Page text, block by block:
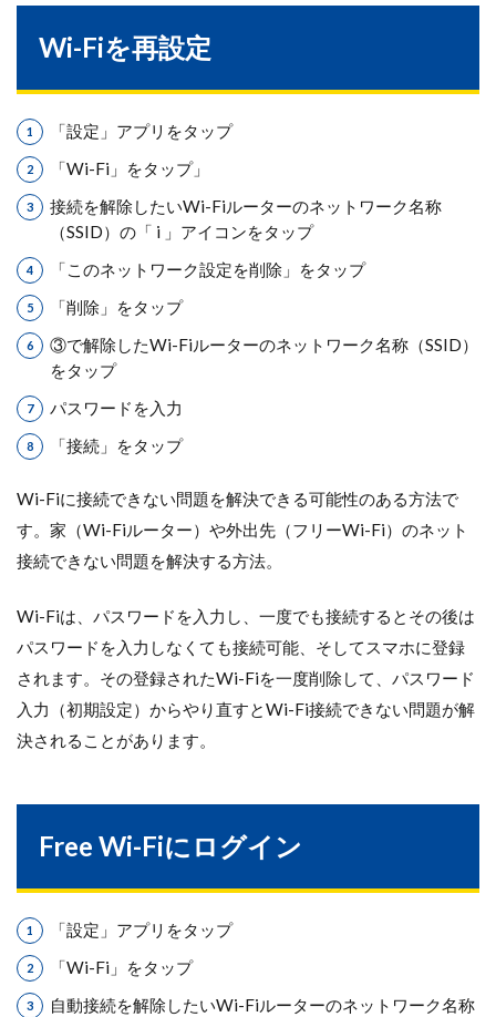
Wi-Fiを再設定
「設定」アプリをタップ
「Wi-Fi」をタップ」
接続を解除したいWi-Fiルーターのネットワーク名称
（SSID）の「 i 」アイコンをタップ
「このネットワーク設定を削除」をタップ
「削除」をタップ
③で解除したWi-Fiルーターのネットワーク名称（SSID）
をタップ
パスワードを入力
「接続」をタップ
Wi-Fiに接続できない問題を解決できる可能性のある方法で
す。家（Wi-Fiルーター）や外出先（フリーWi-Fi）のネット
接続できない問題を解決する方法。
Wi-Fiは、パスワードを入力し、一度でも接続するとその後は
パスワードを入力しなくても接続可能、そしてスマホに登録
されます。その登録されたWi-Fiを一度削除して、パスワード
入力（初期設定）からやり直すとWi-Fi接続できない問題が解
決されることがあります。
Free Wi-Fiにログイン
「設定」アプリをタップ
「Wi-Fi」をタップ
自動接続を解除したいWi-Fiルーターのネットワーク名称